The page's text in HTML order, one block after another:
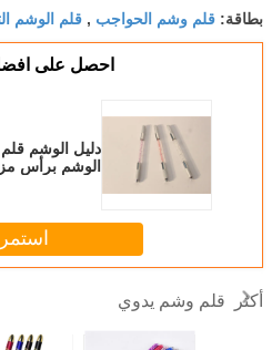
بطاقة: قلم وشم الحواجب , قلم الوشم
احصل على
الوشم برأس
استمر
أكثر قلم وشم يدوي